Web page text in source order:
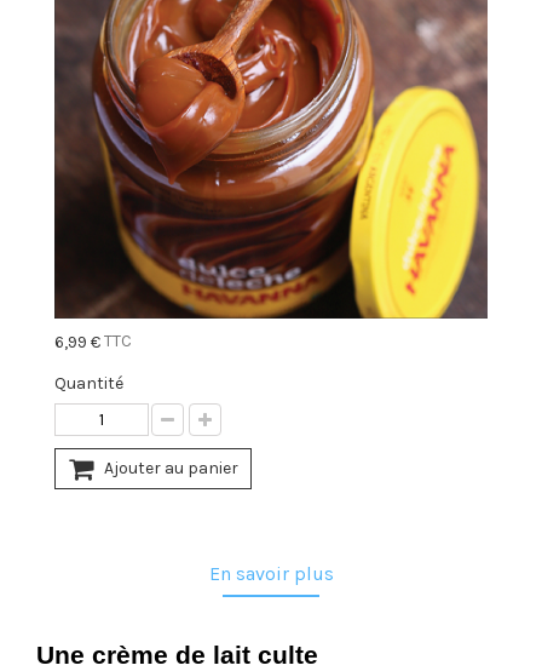
6,99 €TTC
Quantité
Ajouter au panier
En savoir plus
Une crème de lait culte